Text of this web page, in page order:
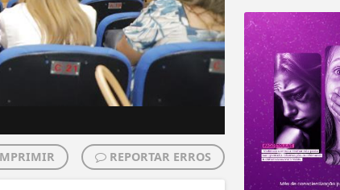
REPORTAR ERROS